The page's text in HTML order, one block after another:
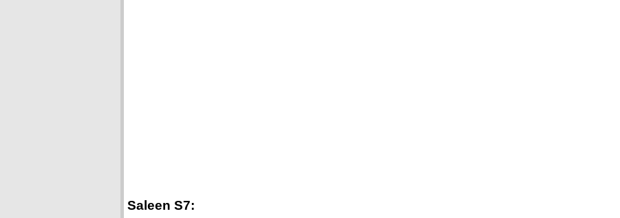
Saleen S7: